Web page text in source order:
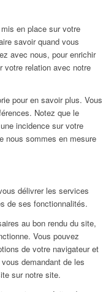
en place sur votre
savoir quand vous
avec nous, pour enrichir
votre relation avec notre
pour en savoir plus. Vous
Notez que le
incidence sur votre
nous sommes en mesure
délivrer les services
de ses fonctionnalités.
au bon rendu du site,
Vous pouvez
de votre navigateur et
demandant de les
sur notre site.